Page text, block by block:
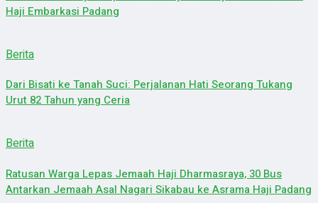
Haji Embarkasi Padang
Berita
Dari Bisati ke Tanah Suci: Perjalanan Hati Seorang Tukang
Urut 82 Tahun yang Ceria
Berita
Ratusan Warga Lepas Jemaah Haji Dharmasraya, 30 Bus
Antarkan Jemaah Asal Nagari Sikabau ke Asrama Haji Padang